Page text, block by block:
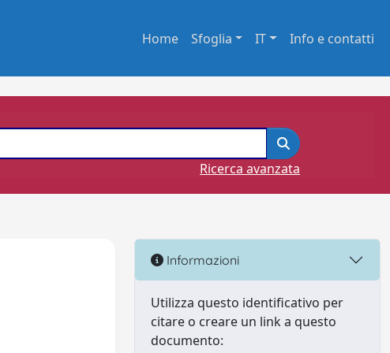
Home Sfoglia IT Info e contatti
Ricerca avanzata
Informazioni
Utilizza questo identificativo per
citare o creare un link a questo
documento: